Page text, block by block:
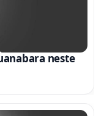
neste